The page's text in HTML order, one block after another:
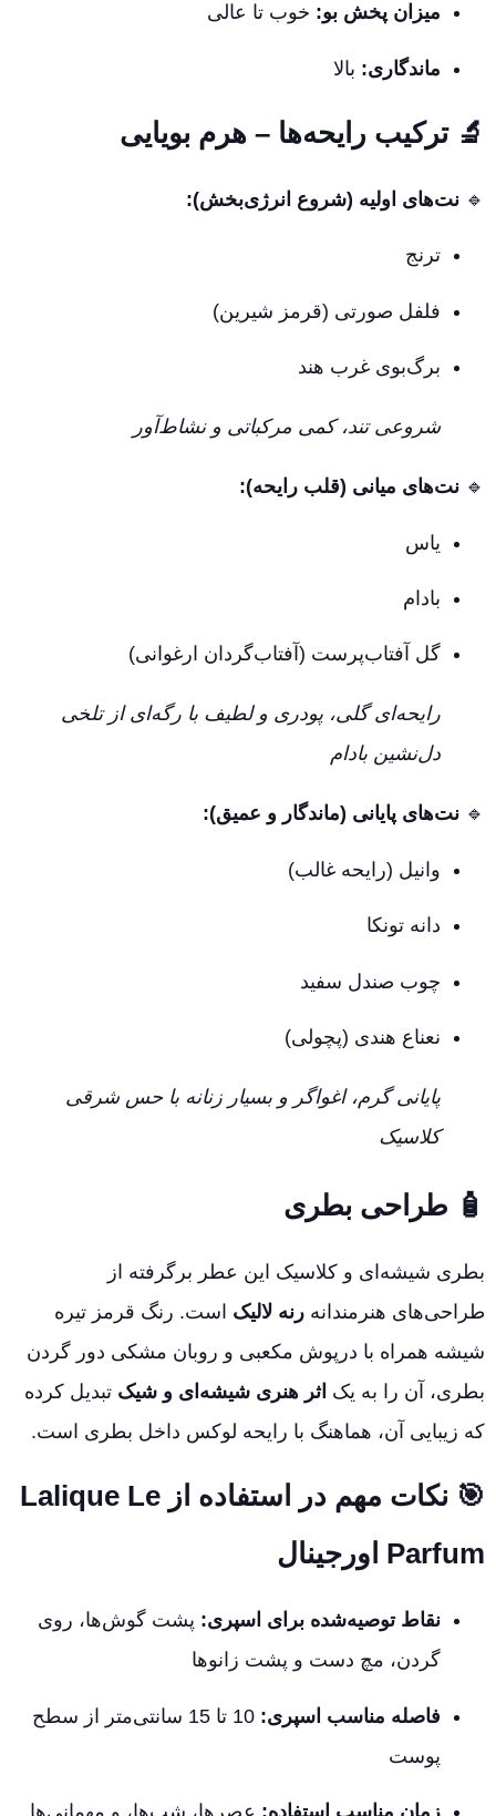
میزان پخش بو: خوب تا عالی
ماندگاری: بالا
🔬ترکیب رایحه‌ها – هرم بویایی
🔹 نت‌های اولیه (شروع انرژی‌بخش):
ترنج
فلفل صورتی (قرمز شیرین)
برگ‌بوی غرب هند
شروعی تند، کمی مرکباتی و نشاط‌آور
🔹 نت‌های میانی (قلب رایحه):
یاس
بادام
گل آفتاب‌پرست (آفتاب‌گردان ارغوانی)
رایحه‌ای گلی، پودری و لطیف با رگه‌ای از تلخی
دل‌نشین بادام
🔹 نت‌های پایانی (ماندگار و عمیق):
وانیل (رایحه غالب)
دانه تونکا
چوب صندل سفید
نعناع هندی (پچولی)
پایانی گرم، اغواگر و بسیار زنانه با حس شرقی
کلاسیک
🧴 طراحی بطری
بطری شیشه‌ای و کلاسیک این عطر برگرفته از
طراحی‌های هنرمندانه رنه لالیک است. رنگ قرمز تیره
شیشه همراه با درپوش مکعبی و روبان مشکی دور گردن
بطری، آن را به یک اثر هنری شیشه‌ای و شیک تبدیل کرده
که زیبایی آن، هماهنگ با رایحه لوکس داخل بطری است.
🎯
نکات مهم در استفاده از Lalique Le
Parfum اورجینال
نقاط توصیه‌شده برای اسپری: پشت گوش‌ها، روی
گردن، مچ دست و پشت زانوها
فاصله مناسب اسپری:
10 تا 15 سانتی‌متر از سطح
پوست